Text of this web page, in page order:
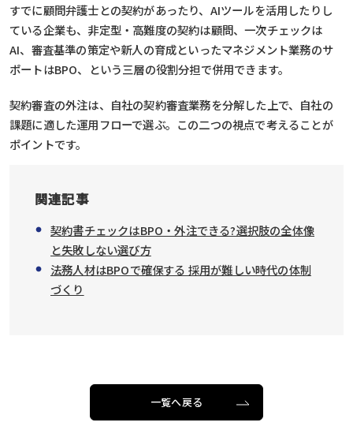
すでに顧問弁護士との契約があったり、AIツールを活用したりし
ている企業も、非定型・高難度の契約は顧問、一次チェックは
AI、審査基準の策定や新人の育成といったマネジメント業務のサ
ポートはBPO、という三層の役割分担で併用できます。
契約審査の外注は、自社の契約審査業務を分解した上で、自社の
課題に適した運用フローで選ぶ。この二つの視点で考えることが
ポイントです。
関連記事
契約書チェックはBPO・外注できる?選択肢の全体像
と失敗しない選び方
法務人材はBPOで確保する 採用が難しい時代の体制
づくり
一覧へ戻る